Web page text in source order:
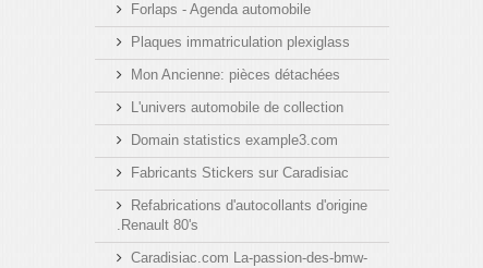
Forlaps - Agenda automobile
Plaques immatriculation plexiglass
Mon Ancienne: pièces détachées
L'univers automobile de collection
Domain statistics example3.com
Fabricants Stickers sur Caradisiac
Refabrications d'autocollants d'origine
.Renault 80's
Caradisiac.com La-passion-des-bmw-